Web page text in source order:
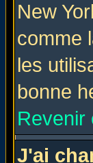
New
comme
les
bonne
Revenir
J'ai